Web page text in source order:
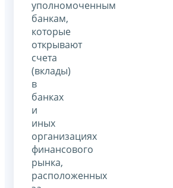
уполномоченным
банкам,
которые
открывают
счета
(вклады)
в
банках
и
иных
организациях
финансового
рынка,
расположенных